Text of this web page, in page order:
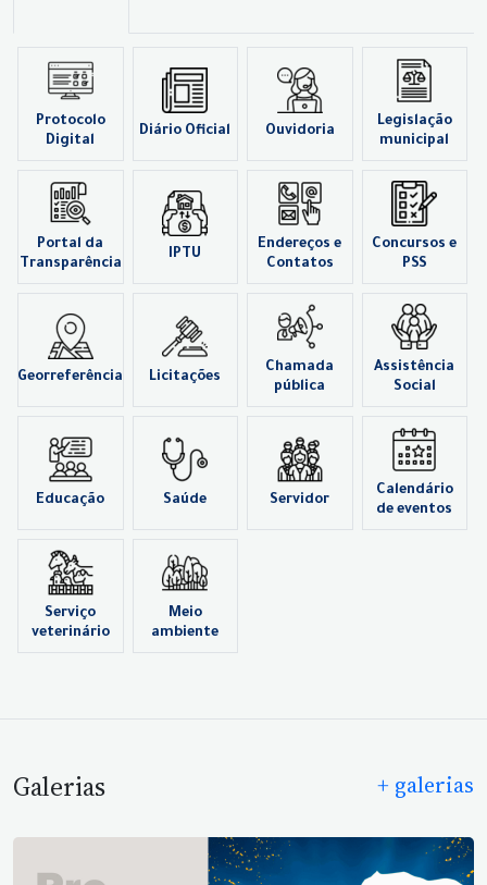
Protocolo
Digital
Diário Oficial Ouvidoria
Legislação
municipal
Portal da
Transparência
IPTU
Endereços e
Contatos
Concursos e
PSS
Georreferência Licitações
Chamada
pública
Assistência
Social
Educação Saúde Servidor
Calendário
de eventos
Serviço
veterinário
Meio
ambiente
Galerias + galerias